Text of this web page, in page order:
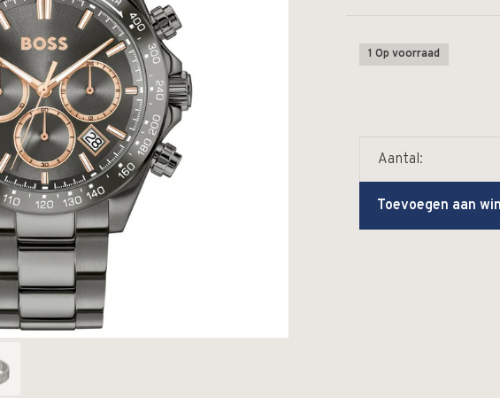
1 Op voorraad
Aantal:
Toevoegen aan